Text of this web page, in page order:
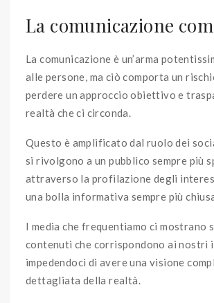
La comunicazione
La comunicazione è un’arma
alle persone, ma ciò comporta un
perdere un approccio obiettivo e
realtà che ci circonda.
Questo è amplificato dal ruolo dei
si rivolgono a un pubblico sempre più
attraverso la profilazione degli
una bolla informativa sempre più
I media che frequentiamo ci mostrano
contenuti che corrispondono ai nostri
impedendoci di avere una visione
dettagliata della realtà.